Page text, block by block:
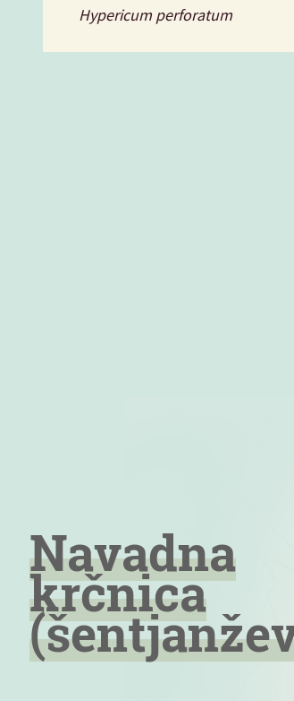
Hypericum perforatum
Navadna
krčnica